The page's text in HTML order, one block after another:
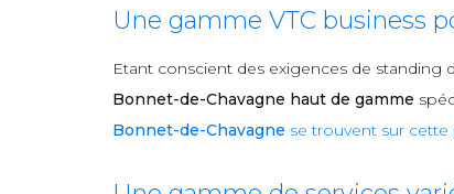
Une gamme VTC business
Etant conscient des exigences de
Bonnet-de-Chavagne haut de gamme
Bonnet-de-Chavagne se trouvent sur cette